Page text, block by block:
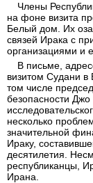
Члены
на фоне визита
Белый дом. Их
связей Ирака с
организациями и
В письме,
визитом Судани в
том числе
безопасности Джо
несколько
значительной
Ираку,
десятилетия.
республиканцы,
Ирана.